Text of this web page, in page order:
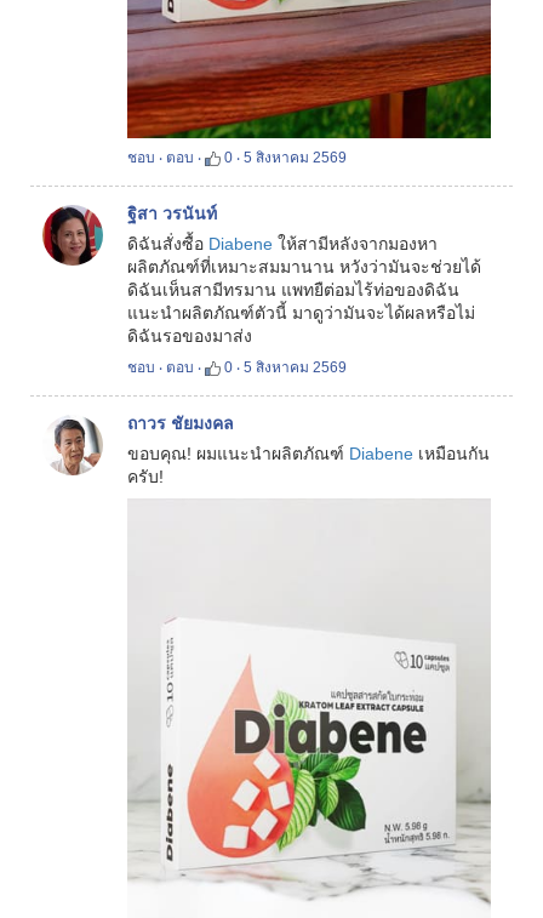
ชอบ ‧ ตอบ ‧ 0 ‧5 สิงหาคม 2569
ฐิสา วรนันท์
ดิฉันสั่งซื้อ Diabene ให้สามีหลังจากมองหา
ผลิตภัณฑ์ที่เหมาะสมมานาน หวังว่ามันจะช่วยได้
ดิฉันเห็นสามีทรมาน แพทยืต่อมไร้ท่อของดิฉัน
แนะนำผลิตภัณฑ์ตัวนี้ มาดูว่ามันจะได้ผลหรือไม่
ดิฉันรอของมาส่ง
ชอบ ‧ ตอบ ‧ 0 ‧5 สิงหาคม 2569
ถาวร ชัยมงคล
ขอบคุณ! ผมแนะนำผลิตภัณฑ์ Diabene เหมือนกัน
ครับ!